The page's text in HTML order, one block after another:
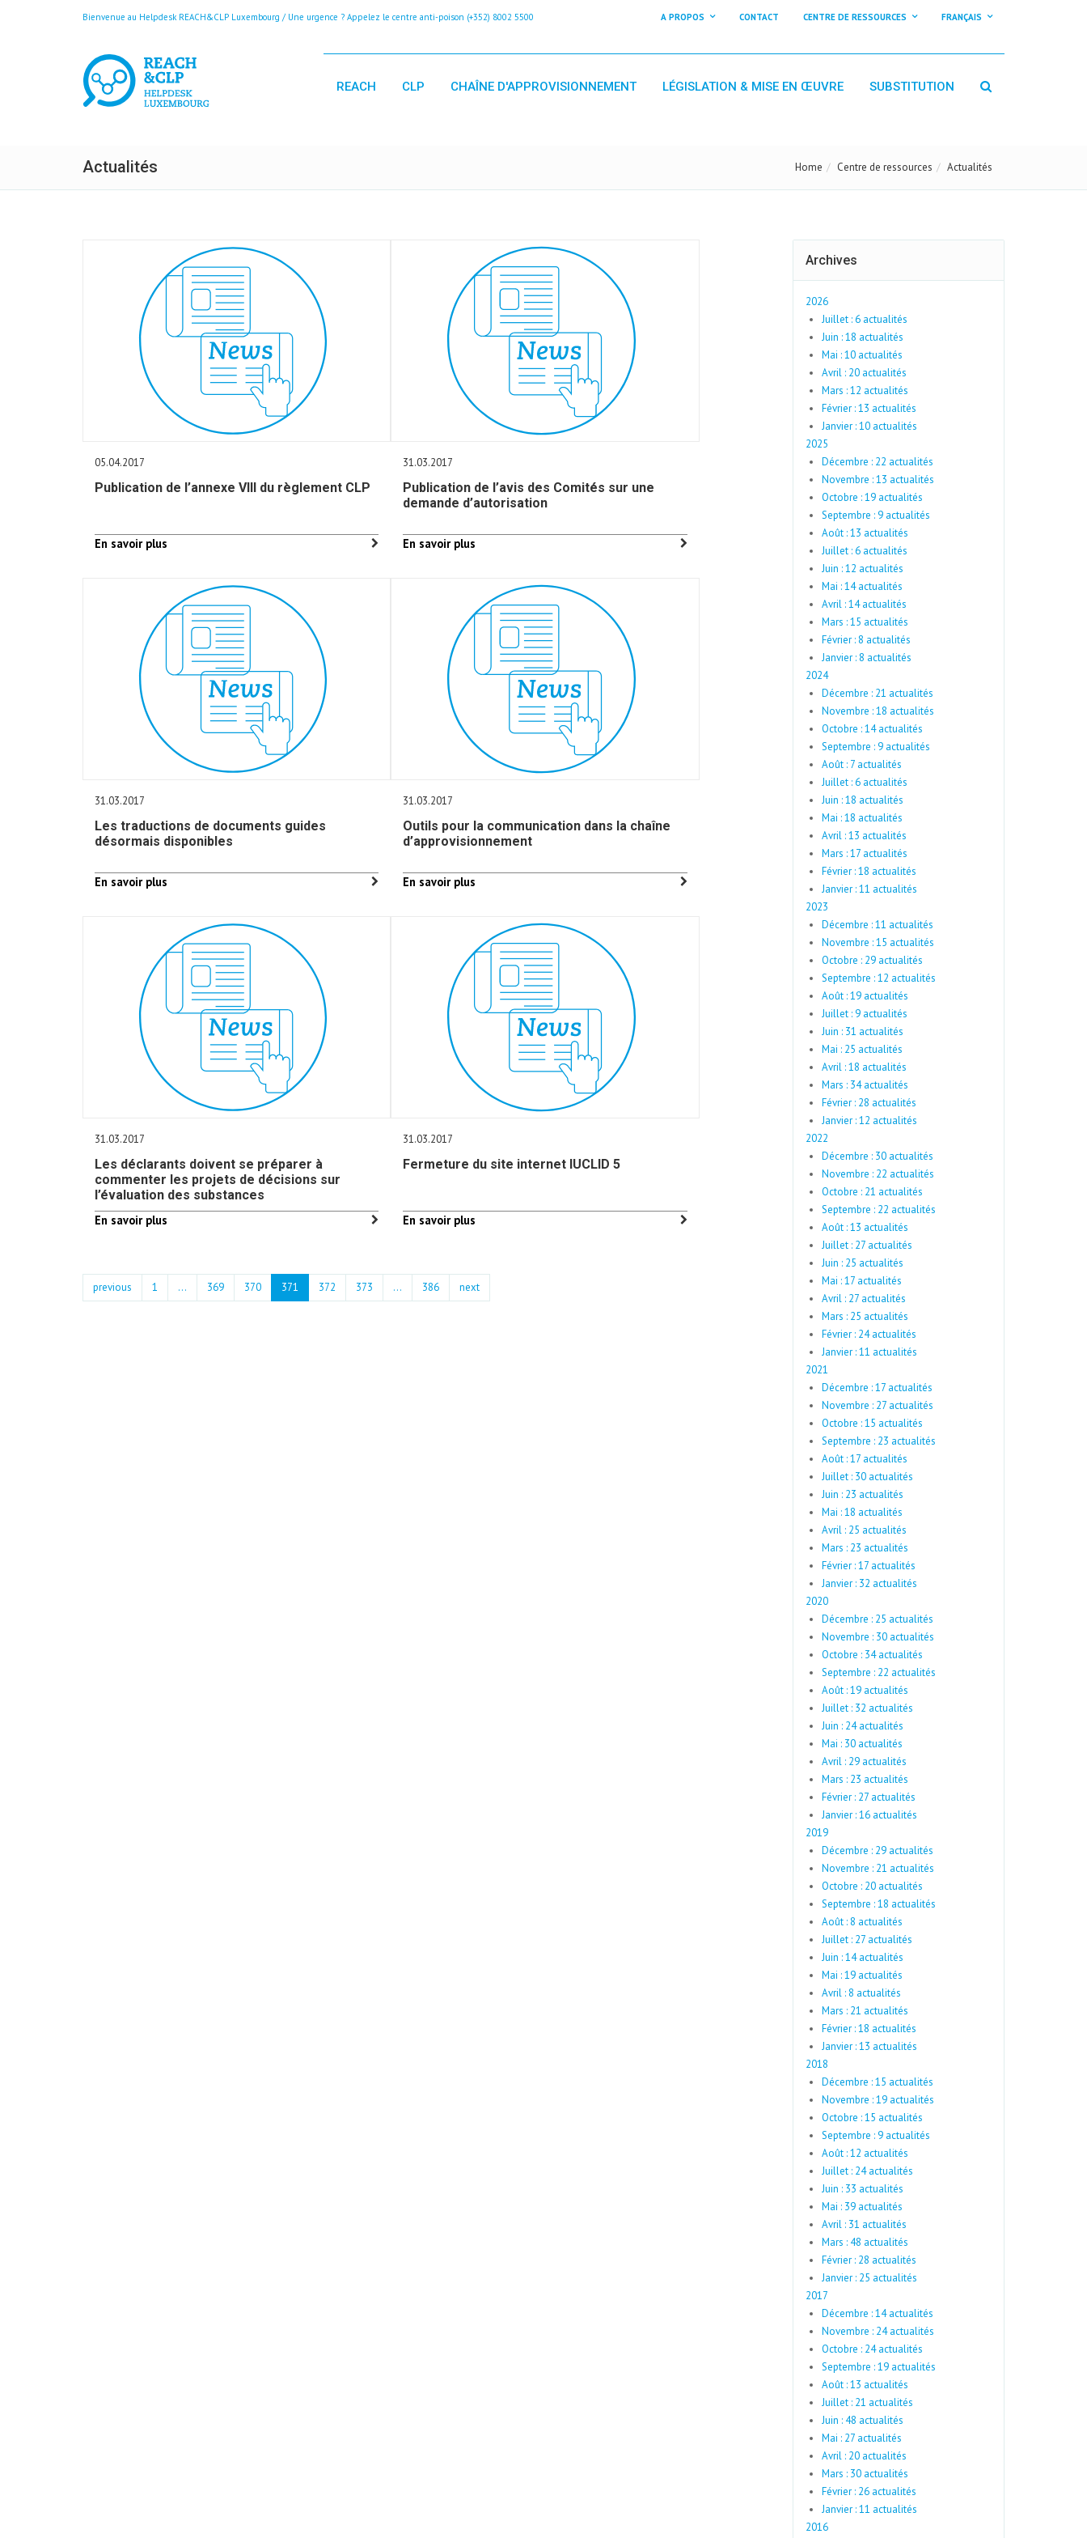
Bienvenue au Helpdesk REACH&CLP Luxembourg / Une urgence ? Appelez le centre anti-poison (+352) 8002 5500 A PROPOS CONTACT CENTRE DE RESSOURCES FRANÇAIS
REACH CLP CHAÎNE D'APPROVISIONNEMENT LÉGISLATION & MISE EN ŒUVRE SUBSTITUTION
Actualités Home Centre de ressources Actualités
05.04.2017
Publication de l’annexe VIII du règlement CLP
En savoir plus
31.03.2017
Publication de l’avis des Comités sur une
demande d’autorisation
En savoir plus
31.03.2017
Les traductions de documents guides
désormais disponibles
En savoir plus
31.03.2017
Outils pour la communication dans la chaîne
d’approvisionnement
En savoir plus
31.03.2017
Les déclarants doivent se préparer à
commenter les projets de décisions sur
l’évaluation des substances
En savoir plus
31.03.2017
Fermeture du site internet IUCLID 5
En savoir plus
previous 1 ... 369 370 371 372 373 … 386 next
Archives
2026
Juillet : 6 actualités
Juin : 18 actualités
Mai : 10 actualités
Avril : 20 actualités
Mars : 12 actualités
Février : 13 actualités
Janvier : 10 actualités
2025
Décembre : 22 actualités
Novembre : 13 actualités
Octobre : 19 actualités
Septembre : 9 actualités
Août : 13 actualités
Juillet : 6 actualités
Juin : 12 actualités
Mai : 14 actualités
Avril : 14 actualités
Mars : 15 actualités
Février : 8 actualités
Janvier : 8 actualités
2024
Décembre : 21 actualités
Novembre : 18 actualités
Octobre : 14 actualités
Septembre : 9 actualités
Août : 7 actualités
Juillet : 6 actualités
Juin : 18 actualités
Mai : 18 actualités
Avril : 13 actualités
Mars : 17 actualités
Février : 18 actualités
Janvier : 11 actualités
2023
Décembre : 11 actualités
Novembre : 15 actualités
Octobre : 29 actualités
Septembre : 12 actualités
Août : 19 actualités
Juillet : 9 actualités
Juin : 31 actualités
Mai : 25 actualités
Avril : 18 actualités
Mars : 34 actualités
Février : 28 actualités
Janvier : 12 actualités
2022
Décembre : 30 actualités
Novembre : 22 actualités
Octobre : 21 actualités
Septembre : 22 actualités
Août : 13 actualités
Juillet : 27 actualités
Juin : 25 actualités
Mai : 17 actualités
Avril : 27 actualités
Mars : 25 actualités
Février : 24 actualités
Janvier : 11 actualités
2021
Décembre : 17 actualités
Novembre : 27 actualités
Octobre : 15 actualités
Septembre : 23 actualités
Août : 17 actualités
Juillet : 30 actualités
Juin : 23 actualités
Mai : 18 actualités
Avril : 25 actualités
Mars : 23 actualités
Février : 17 actualités
Janvier : 32 actualités
2020
Décembre : 25 actualités
Novembre : 30 actualités
Octobre : 34 actualités
Septembre : 22 actualités
Août : 19 actualités
Juillet : 32 actualités
Juin : 24 actualités
Mai : 30 actualités
Avril : 29 actualités
Mars : 23 actualités
Février : 27 actualités
Janvier : 16 actualités
2019
Décembre : 29 actualités
Novembre : 21 actualités
Octobre : 20 actualités
Septembre : 18 actualités
Août : 8 actualités
Juillet : 27 actualités
Juin : 14 actualités
Mai : 19 actualités
Avril : 8 actualités
Mars : 21 actualités
Février : 18 actualités
Janvier : 13 actualités
2018
Décembre : 15 actualités
Novembre : 19 actualités
Octobre : 15 actualités
Septembre : 9 actualités
Août : 12 actualités
Juillet : 24 actualités
Juin : 33 actualités
Mai : 39 actualités
Avril : 31 actualités
Mars : 48 actualités
Février : 28 actualités
Janvier : 25 actualités
2017
Décembre : 14 actualités
Novembre : 24 actualités
Octobre : 24 actualités
Septembre : 19 actualités
Août : 13 actualités
Juillet : 21 actualités
Juin : 48 actualités
Mai : 27 actualités
Avril : 20 actualités
Mars : 30 actualités
Février : 26 actualités
Janvier : 11 actualités
2016